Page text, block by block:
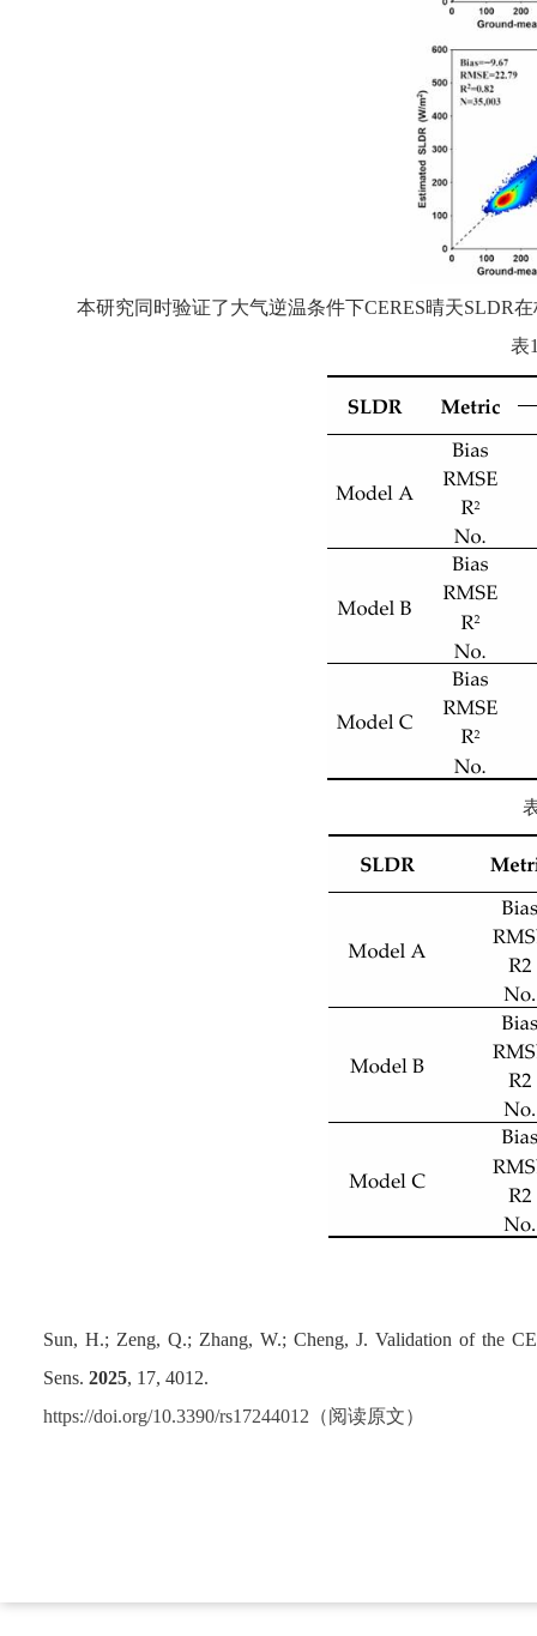
本研究同时验证了大气逆温条件下CERES晴天SLDR在
表
Sun, H.; Zeng, Q.; Zhang, W.; Cheng, J. Validation of the
Sens. 2025, 17, 4012.
https://doi.org/10.3390/rs17244012（阅读原文）